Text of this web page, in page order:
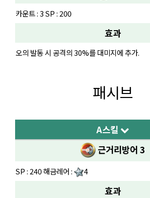
카운트 : 3 SP : 200
효과
오의 발동 시 공격의 30%를 대미지에 추가.
패시브
A스킬
근거리방어 3
SP : 240 해금레어 : 4
효과